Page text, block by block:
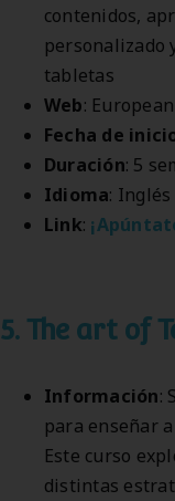
contenidos,
personalizado
tabletas
Web:
Fecha de
Duración: 5
Idioma: Inglés
Link:
5. The art of
Información:
para enseñar
Este curso
distintas